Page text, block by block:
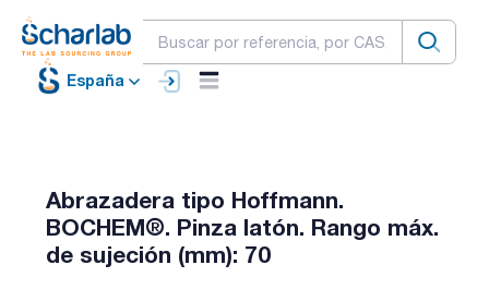
España
Abrazadera tipo Hoffmann.
BOCHEM®. Pinza latón. Rango máx.
de sujeción (mm): 70